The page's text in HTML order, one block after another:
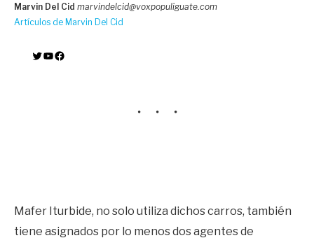
Marvin Del Cid marvindelcid@voxpopuliguate.com
Artículos de Marvin Del Cid
Twitter YouTube Facebook
Mafer Iturbide, no solo utiliza dichos carros, también
tiene asignados por lo menos dos agentes de